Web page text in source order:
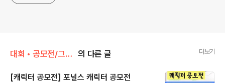
대회 • 공모전/그림 • 미술 • 디자인 • 웹툰. 의 다른 글 더보기
[캐릭터 공모전] 포널스 캐릭터 공모전